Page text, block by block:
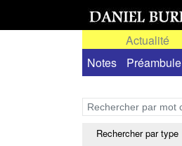
Actualité
Notes
Préambule
Rechercher par type